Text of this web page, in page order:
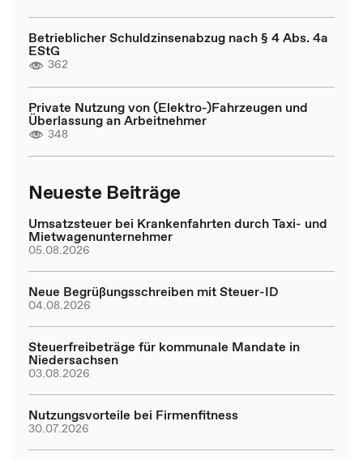
Betrieblicher Schuldzinsenabzug nach § 4 Abs. 4a
EStG
362
Private Nutzung von (Elektro-)Fahrzeugen und
Überlassung an Arbeitnehmer
348
Neueste Beiträge
Umsatzsteuer bei Krankenfahrten durch Taxi- und
Mietwagenunternehmer
05.08.2026
Neue Begrüßungsschreiben mit Steuer-ID
04.08.2026
Steuerfreibeträge für kommunale Mandate in
Niedersachsen
03.08.2026
Nutzungsvorteile bei Firmenfitness
30.07.2026